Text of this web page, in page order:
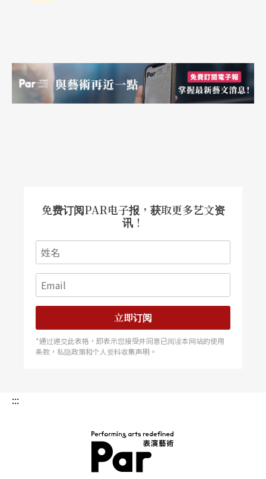
免费订阅PAR电子报，获取更多艺文资
讯！
立即订阅
*通过递交此表格，即表示您接受并同意已阅读本网站的使用
条款，私隐政策和个人资料收集声明。
:::